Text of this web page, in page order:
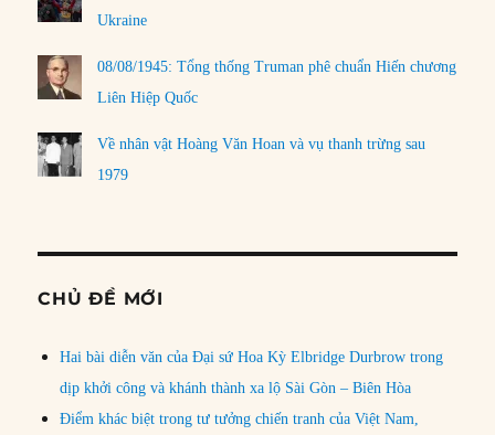
Ukraine
08/08/1945: Tổng thống Truman phê chuẩn Hiến chương
Liên Hiệp Quốc
Về nhân vật Hoàng Văn Hoan và vụ thanh trừng sau
1979
CHỦ ĐỀ MỚI
Hai bài diễn văn của Đại sứ Hoa Kỳ Elbridge Durbrow trong
dịp khởi công và khánh thành xa lộ Sài Gòn – Biên Hòa
Điểm khác biệt trong tư tưởng chiến tranh của Việt Nam,